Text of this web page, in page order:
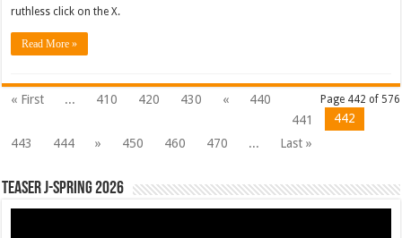
ruthless click on the X.
Read More »
Page 442 of 576
« First ... 410 420 430 «
440
441
442
443
444 » 450 460 470 ... Last »
Teaser J-Spring 2026